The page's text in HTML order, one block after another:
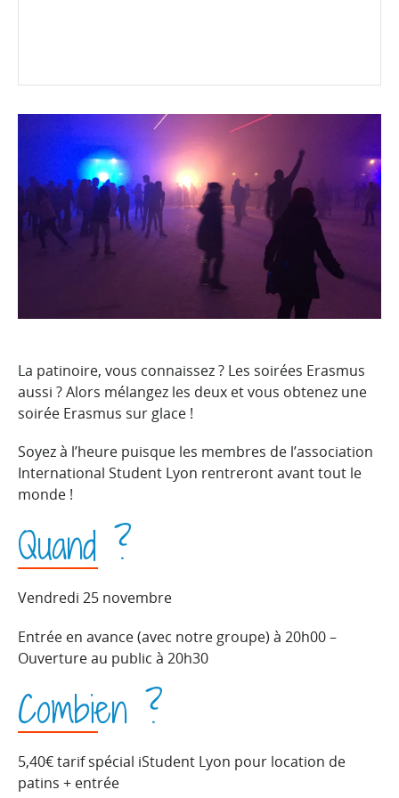
La patinoire, vous connaissez ? Les soirées Erasmus
aussi ? Alors mélangez les deux et vous obtenez une
soirée Erasmus sur glace !
Soyez à l’heure puisque les membres de l’association
International Student Lyon rentreront avant tout le
monde !
Quand ?
Vendredi 25 novembre
Entrée en avance (avec notre groupe) à 20h00 –
Ouverture au public à 20h30
Combien ?
5,40€ tarif spécial iStudent Lyon pour location de
patins + entrée